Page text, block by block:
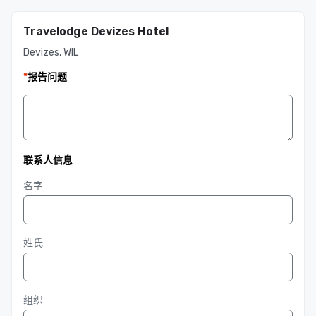
Travelodge Devizes Hotel
Devizes, WIL
*报告问题
联系人信息
名字
姓氏
组织